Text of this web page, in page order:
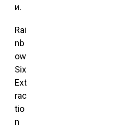
и.
Rai
nb
ow
Six
Ext
rac
tio
n